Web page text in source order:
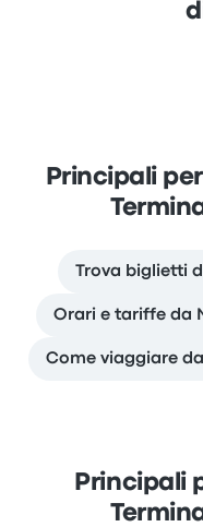
Principali
Trova biglietti
Orari e tariffe da
Come viaggiare
Principali